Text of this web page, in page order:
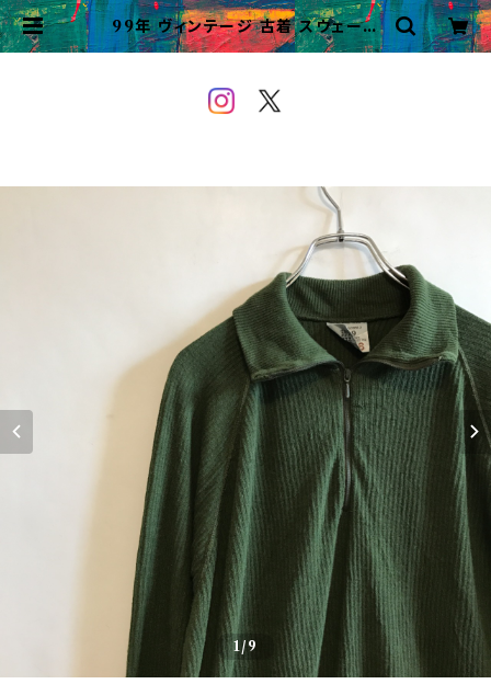
99年 ヴィンテージ 古着 スウェーデ
ン軍 サーマルニット ハーフジップ ス
1/9